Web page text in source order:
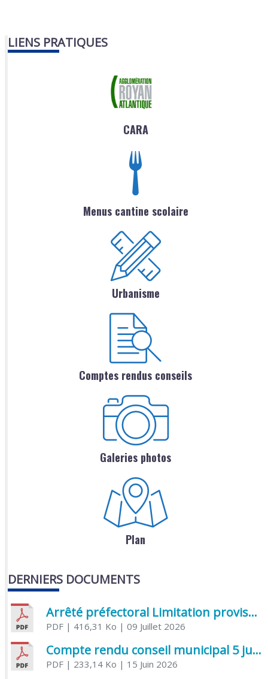
LIENS PRATIQUES
CARA
Menus cantine scolaire
Urbanisme
Comptes rendus conseils
Galeries photos
Plan
DERNIERS DOCUMENTS
Arrêté préfectoral Limitation provisoire des usages de l’eau
PDF| 416,31 Ko | 09 Juillet 2026
Compte rendu conseil municipal 5 juin 2026 sénatoriale
PDF| 233,14 Ko | 15 Juin 2026